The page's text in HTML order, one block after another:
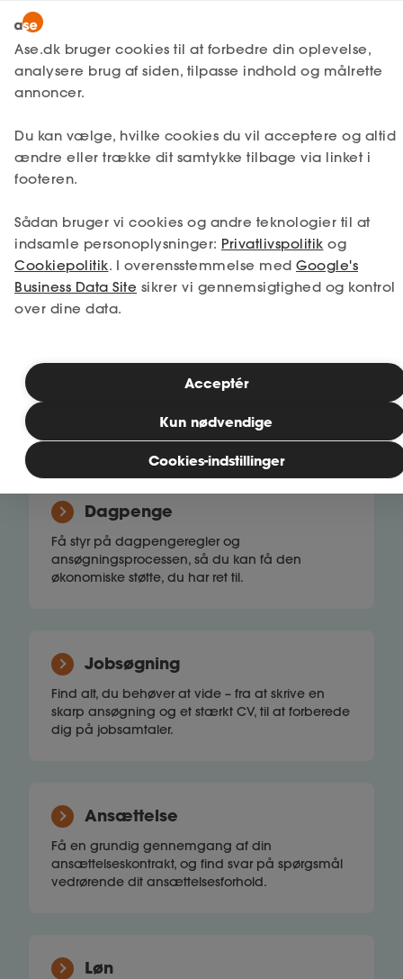
Ase Selvstændig
Lønmodtager
Fagforening
Lønsikring
Få svar
Medlemsfordele
Selvstændig
Inspiration
Bliv medlem
MitAse
Ase Selvstændig
Lønmodtager
Få svar
Opsigelse
Overvejer du at sige op, eller er du blevet
Dagpenge
Få styr på dagpengeregler og
ansøgningsprocessen, så du kan få den
økonomiske støtte, du har ret til.
Jobsøgning
Find alt, du behøver at vide – fra at skrive en
skarp ansøgning og et stærkt CV, til at forberede
dig på jobsamtaler.
Ansættelse
Få en grundig gennemgang af din
ansættelseskontrakt, og find svar på spørgsmål
vedrørende dit ansættelsesforhold.
Løn
Ase.dk bruger cookies til at forbedre din oplevelse,
analysere brug af siden, tilpasse indhold og målrette
annoncer.
Du kan vælge, hvilke cookies du vil acceptere og altid
ændre eller trække dit samtykke tilbage via linket i
footeren.
Sådan bruger vi cookies og andre teknologier til at
indsamle personoplysninger: Privatlivspolitik og
Cookiepolitik. I overensstemmelse med Google's
Business Data Site sikrer vi gennemsigtighed og kontrol
over dine data.
Cookies-indstillinger
Kun nødvendige
Acceptér